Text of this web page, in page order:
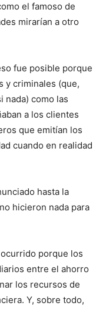
el famoso de
mirarían a otro
fue posible porque
y criminales (que,
nada) como las
a los clientes
que emitían los
cuando en realidad
hasta la
hicieron nada para
porque los
entre el ahorro
los recursos de
Y, sobre todo,